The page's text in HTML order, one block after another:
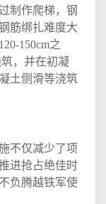
制作爬梯，钢
筋绑扎难度大
120-150cm之
，并在初凝
土侧滑等浇筑
不仅减少了项
进抢占绝佳时
负腾越铁军使